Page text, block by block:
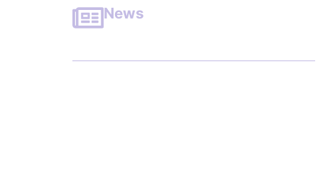
News